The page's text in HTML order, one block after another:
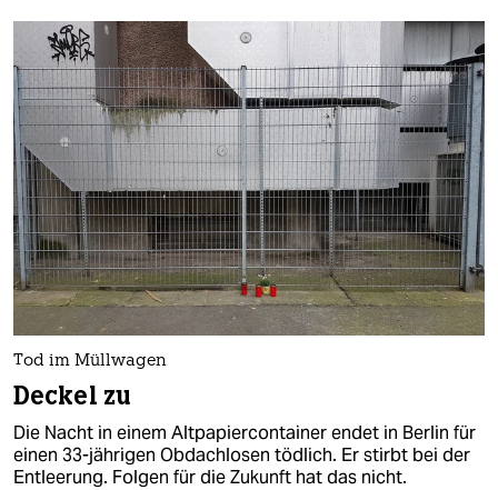
Tod im Müllwagen
Deckel zu
Die Nacht in einem Altpapiercontainer endet in Berlin für
einen 33-jährigen Obdachlosen tödlich. Er stirbt bei der
Entleerung. Folgen für die Zukunft hat das nicht.